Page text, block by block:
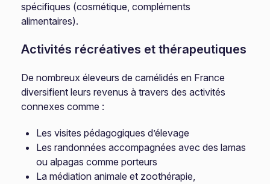
spécifiques (cosmétique, compléments
alimentaires).
Activités récréatives et thérapeutiques
De nombreux éleveurs de camélidés en France
diversifient leurs revenus à travers des activités
connexes comme :
Les visites pédagogiques d’élevage
Les randonnées accompagnées avec des lamas
ou alpagas comme porteurs
La médiation animale et zoothérapie,